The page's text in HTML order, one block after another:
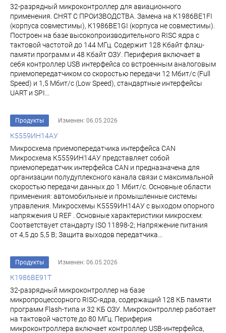
32-разрядный микроконтроллер для авиационного
применения. СНЯТ С ПРОИЗВОДСТВА. Замена на К1986ВЕ1FI
(корпуса совместимы), К1986ВЕ1GI (корпуса не совместимы).
Построен на базе высокопроизводительного RISC ядра с
тактовой частотой до 144 МГц. Содержит 128 Кбайт флэш-
памяти программ и 48 Кбайт ОЗУ. Периферия включает в
себя контроллер USB интерфейса со встроенным аналоговым
приемопередатчиком со скоростью передачи 12 Мбит/с (Full
Speed) и 1,5 Мбит/с (Low Speed), стандартные интерфейсы
UART и SPI...
Продукты Изменен: 06.05.2026
К5559ИН14АУ
Микросхема приемопередатчика интерфейса CAN
Микросхема К5559ИН14АУ представляет собой
приемопередатчик интерфейса CAN и предназначена для
организации полудуплексного канала связи с максимальной
скоростью передачи данных до 1 Мбит/с. Основные области
применения: автомобильные и промышленные системы
управления. Микросхемы К5559ИН14АУ с выходом опорного
напряжения U REF . Основные характеристики микросхем:
Соответствует стандарту ISO 11898-2; Напряжение питания
от 4,5 до 5,5 В; Защита выходов передатчика...
Продукты Изменен: 06.05.2026
К1986ВЕ91Т
32-разрядный микроконтроллер на базе
микропроцессорного RISC-ядра, содержащий 128 КБ памяти
программ Flash-типа и 32 КБ ОЗУ. Микроконтроллер работает
на тактовой частоте до 80 МГц. Периферия
микроконтроллера включает контроллер USB-интерфейса,